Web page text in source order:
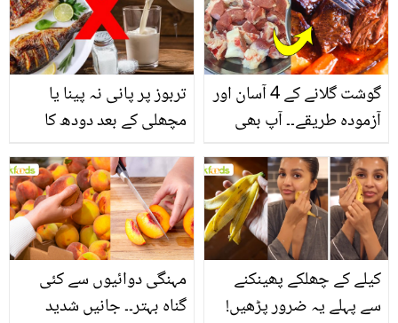
تربوز پر پانی نہ پینا یا
مچھلی کے بعد دودھ کا
سے متعلق غلط فہمیوں کی
حقیقت کیا ہے اور افواہ
کیا؟
گوشت گلانے کے 4 آسان اور
آزمودہ طریقے۔۔ آپ بھی
بتائے راز
مہنگی دوائیوں سے کئی
گناہ بہتر۔۔ جانیں شدید
کیلے کے چھلکے پھینکنے
سے پہلے یہ ضرور پڑھیں!